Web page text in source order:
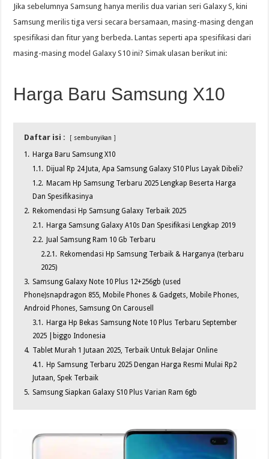
Jika sebelumnya Samsung hanya merilis dua varian seri Galaxy S, kini
Samsung merilis tiga versi secara bersamaan, masing-masing dengan
spesifikasi dan fitur yang berbeda. Lantas seperti apa spesifikasi dari
masing-masing model Galaxy S10 ini? Simak ulasan berikut ini:
Harga Baru Samsung X10
Daftar isi : sembunyikan
1. Harga Baru Samsung X10
1.1. Dijual Rp 24 Juta, Apa Samsung Galaxy S10 Plus Layak Dibeli?
1.2. Macam Hp Samsung Terbaru 2025 Lengkap Beserta Harga
Dan Spesifikasinya
2. Rekomendasi Hp Samsung Galaxy Terbaik 2025
2.1. Harga Samsung Galaxy A10s Dan Spesifikasi Lengkap 2019
2.2. Jual Samsung Ram 10 Gb Terbaru
2.2.1. Rekomendasi Hp Samsung Terbaik & Harganya (terbaru
2025)
3. Samsung Galaxy Note 10 Plus 12+256gb (used
Phone)snapdragon 855, Mobile Phones & Gadgets, Mobile Phones,
Android Phones, Samsung On Carousell
3.1. Harga Hp Bekas Samsung Note 10 Plus Terbaru September
2025 |biggo Indonesia
4. Tablet Murah 1 Jutaan 2025, Terbaik Untuk Belajar Online
4.1. Hp Samsung Terbaru 2025 Dengan Harga Resmi Mulai Rp2
Jutaan, Spek Terbaik
5. Samsung Siapkan Galaxy S10 Plus Varian Ram 6gb